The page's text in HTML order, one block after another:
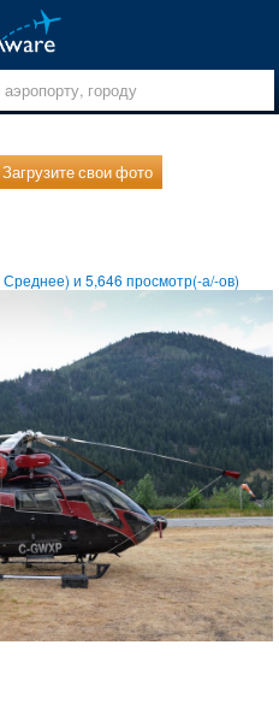
Загрузите свои фото
Среднее) и5,646 просмотр(-а/-ов)